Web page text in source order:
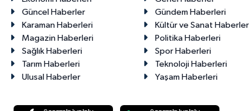
Güncel Haberler
Gündem Haberleri
Karaman Haberleri
Kültür ve Sanat
Magazin Haberleri
Politika Haberleri
Sağlık Haberleri
Spor Haberleri
Tarım Haberleri
Teknoloji Haberleri
Ulusal Haberler
Yaşam Haberleri